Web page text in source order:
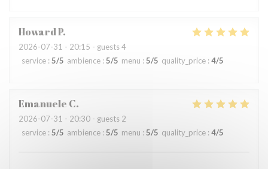
HowardP
2026-07-31 - 20:15 - guests 4
service :5/5 ambience : 5/5 menu : 5/5 quality_price : 4/5
Emanuele C
2026-07-31 - 20:30 - guests 2
service : 5/5 ambience : 5/5 menu : 5/5 quality_price : 4/5